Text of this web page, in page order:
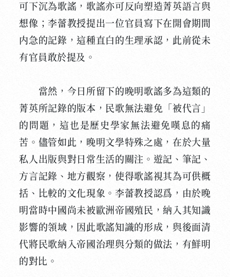
可下沉為歌謠，歌謠亦可反向塑造菁英語言與
想像；李蕾教授提出一位官員寫下在開會期間
内急的記錄，這種直白的生理承認，此前從未
有官員敢於提及。
當然，今日所留下的晚明歌謠多為這類的
菁英所記錄的版本，民歌無法避免「被代言」
的問題，這也是歷史學家無法避免嘆息的痛
苦。儘管如此，晚明文學特殊之處，在於大量
私人出版與對日常生活的關注。遊記、筆記、
方言記錄、地方觀察，使得歌謠視其為可供概
括、比較的文化現象。李蕾教授認爲，由於晚
明當時中國尚未被歐洲帝國殖民，納入其知識
影響的領域，因此歌謠知識的形成，與後面清
代將民歌納入帝國治理與分類的做法，有鮮明
的對比。